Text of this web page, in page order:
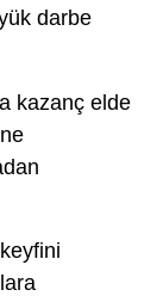
darbe
kazanç elde